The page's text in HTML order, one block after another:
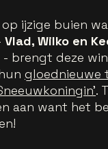
ijzige buien
Vlad, Wilko en
- brengt deze
gloednieuwe
.
aan want het